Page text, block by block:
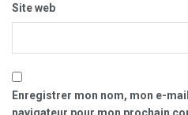
Site web
Enregistrer mon nom, mon e-
navigateur pour mon prochain